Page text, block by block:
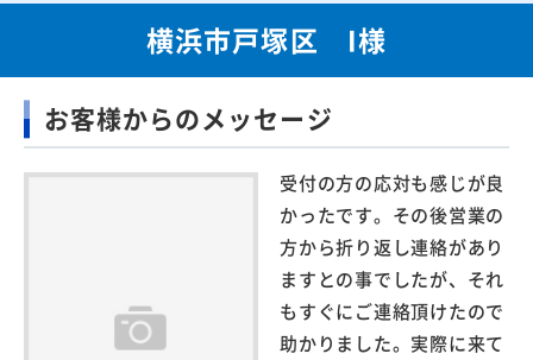
横浜市戸塚区 I様
お客様からのメッセージ
受付の方の応対も感じが良
かったです。その後営業の
方から折り返し連絡があり
ますとの事でしたが、それ
もすぐにご連絡頂けたので
助かりました。実際に来て